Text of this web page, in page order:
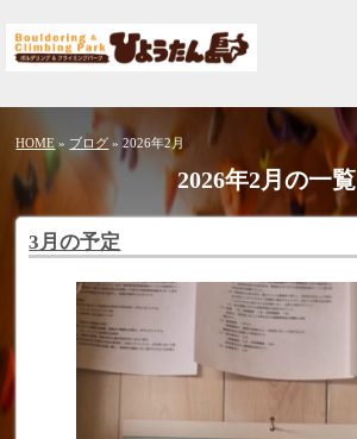
HOME » ブログ » 2026年2月
2026年2月の一覧
3月の予定